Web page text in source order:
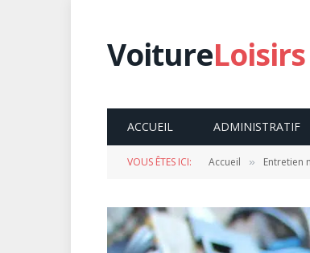
VoitureLoisirs
ACCUEIL ADMINISTRATIF
VOUS ÊTES ICI: Accueil » Entretien